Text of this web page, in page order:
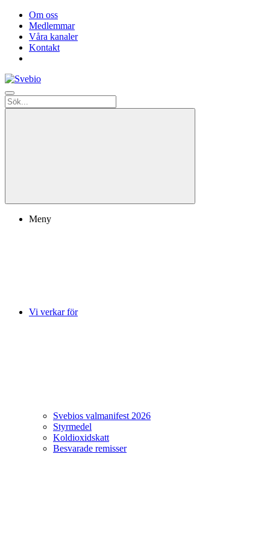
Om oss
Medlemmar
Våra kanaler
Kontakt
Meny
Vi verkar för
Svebios valmanifest 2026
Styrmedel
Koldioxidskatt
Besvarade remisser